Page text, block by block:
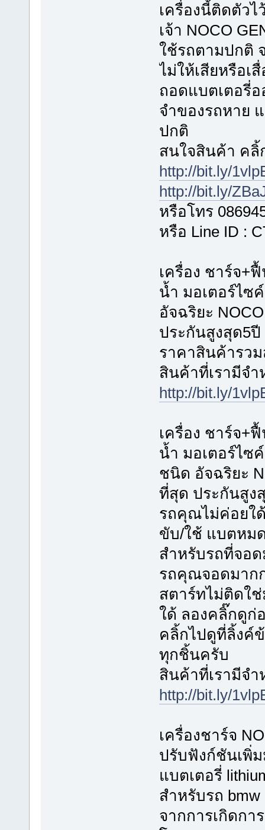
เครื่องนี้ติดตัว
เจ้า NOCO
ใช้รถตามปกติ
ไม่ให้เสียหรือเ
ถอดแบตเตอรี่
จำของรถหาย
ปกติ
สนใจสินค้า คลิ้
http://bit.ly/
http://bit.ly/
หรือโทร
หรือ Line ID :
เครื่อง ชาร์จ+
น้ำ มอเตอร์ไซ
อัจฉริยะ
ประกันสูงสุด5ปี
ราคาสินค้ารว
สินค้าที่เรามีจ
http://bit.ly/
เครื่อง ชาร์จ+
น้ำ มอเตอร์ไซ
ชนิด อัจฉริยะ
ที่สุด ประกันสูง
รถคุณไม่ค่อยใ
ขับ/ใช้ แบตหม
สำหรับรถที่จอ
รถคุณจอดมาก
สตาร์ทไม่ติดใ
ใด้ ลองคลิ๊กดู
คลิ้กไปดูที่ลิ้งค์
ทุกชิ้นครับ
สินค้าที่เรามีจ
http://bit.ly/
เครื่องชาร์จ
ปรับฟังก์ชันเพิ่
แบตเตอรี่
สำหรับรถ
จากการเกิดกา